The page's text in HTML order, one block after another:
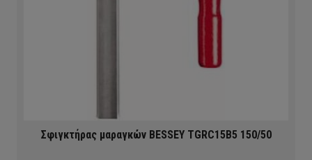
Σφιγκτήρας μαραγκών BESSEY TGRC15B5 150/50